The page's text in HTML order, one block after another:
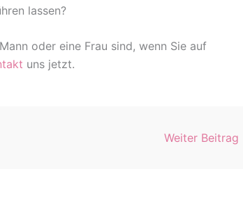
lassen?
oder eine Frau sind, wenn Sie auf
uns jetzt.
Weiter Beitrag